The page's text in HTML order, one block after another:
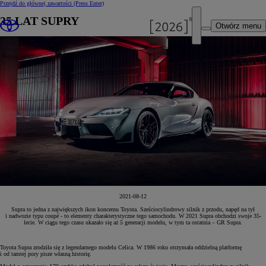
Przejdź do głównej zawartości (Press Enter)
Otwórz menu
35 LAT SUPRY
2021-08-12
Supra to jedna z największych ikon koncernu Toyota. Sześciocylindrowy silnik z przodu, napęd na tył
i nadwozie typu coupé - to elementy charakterystyczne tego samochodu. W 2021 Supra obchodzi swoje 35-
lecie. W ciągu tego czasu ukazało się aż 5 generacji modelu, w tym ta ostatnia – GR Supra.
Toyota Supra zrodziła się z legendarnego modelu Celica. W 1986 roku otrzymała oddzielną platformę
i od tamtej pory pisze własną historię.